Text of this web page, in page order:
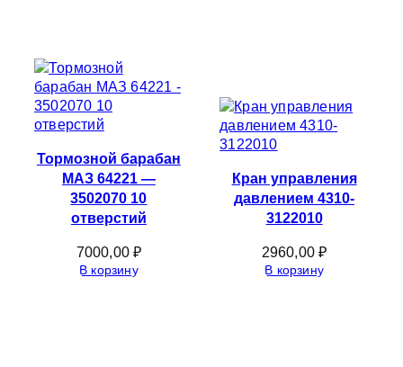
Тормозной барабан
МАЗ 64221 —
3502070 10
отверстий
7000,00₽
В корзину
Кран управления
давлением 4310-
3122010
2960,00₽
В корзину